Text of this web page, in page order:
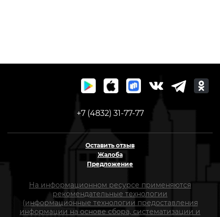
+7 (4832) 31-77-77
Оставить отзыв
Жалоба
Предложение
На информационном ресурсе применяются
рекомендательные технологии
(информационные технологии предоставления
информации на основе сбора, систематизации и